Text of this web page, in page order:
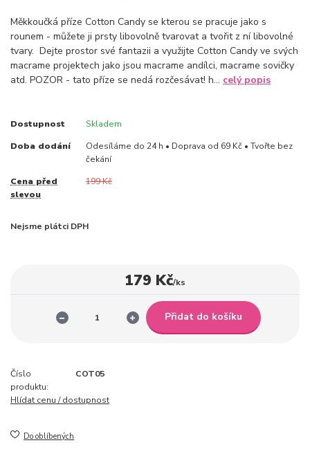
Měkkoučká příze Cotton Candy se kterou se pracuje jako s
rounem - můžete ji prsty libovolně tvarovat a tvořit z ní libovolné
tvary. Dejte prostor své fantazii a využijte Cotton Candy ve svých
macrame projektech jako jsou macrame andílci, macrame sovičky
atd. POZOR - tato příze se nedá rozčesávat! h... celý popis
Dostupnost Skladem
Doba dodání
Odesíláme do 24 h • Doprava od 69 Kč • Tvořte bez
čekání
Cena před
slevou
199 Kč
Nejsme plátci DPH
179 Kč/ks
Přidat do košíku
Číslo
produktu:
COT05
Hlídat cenu / dostupnost
Do oblíbených